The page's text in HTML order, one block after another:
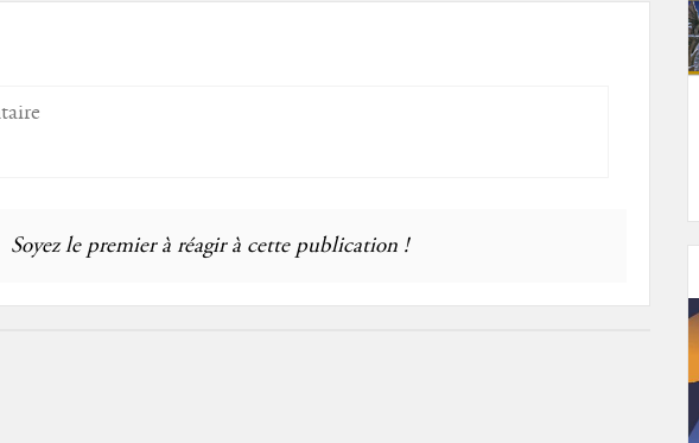
Soyez le premier à réagir à cette publication !